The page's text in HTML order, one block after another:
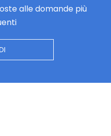
alle domande più